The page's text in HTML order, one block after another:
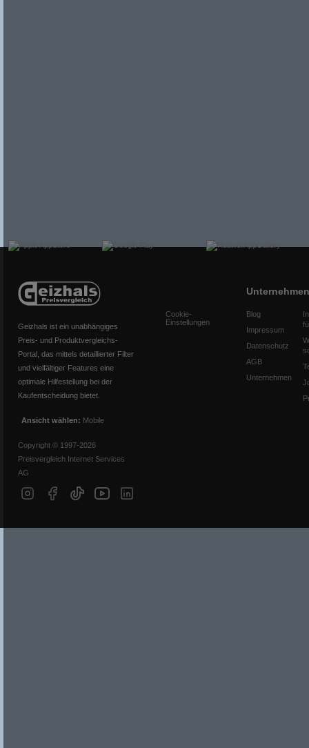
Geizhals ist ein unabhängiges
Preis- und Produktvergleichs-
Portal, das mittels detaillierter Filter
und vielfältiger Features eine
optimale Hilfestellung bei der
Kaufentscheidung bietet.
Ansicht wählen: Mobile
Copyright © 1997-2026
Preisvergleich Internet Services
AG
Cookie-
Einstellungen
Unternehmen
Blog
Impressum
Datenschutz
AGB
Unternehmen